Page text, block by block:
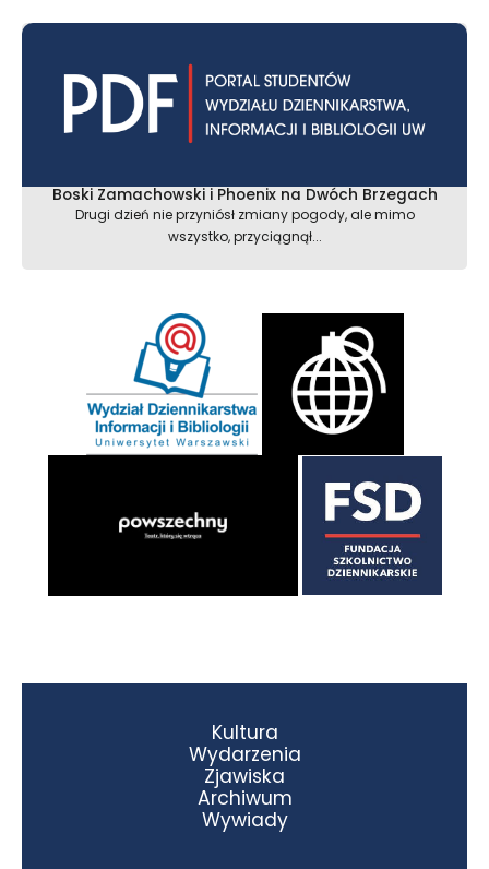
Boski Zamachowski i Phoenix na Dwóch Brzegach
Drugi dzień nie przyniósł zmiany pogody, ale mimo
wszystko, przyciągnął...
Kultura
Wydarzenia
Zjawiska
Archiwum
Wywiady